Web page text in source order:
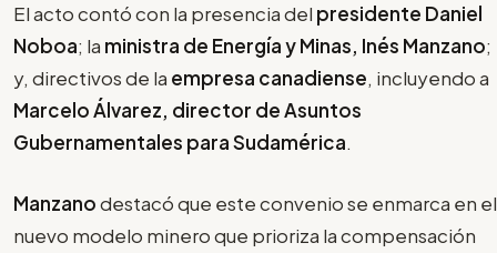
El acto contó con la presencia del presidente Daniel
Noboa; la ministra de Energía y Minas, Inés Manzano;
y, directivos de la empresa canadiense, incluyendo a
Marcelo Álvarez, director de Asuntos
Gubernamentales para Sudamérica.
Manzanodestacó que este convenio se enmarca en el
nuevo modelo minero que prioriza la compensación